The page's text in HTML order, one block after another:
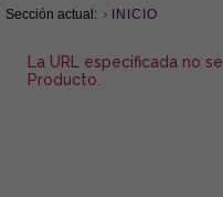
Sección actual: INICIO
La URL especificada no
Producto.